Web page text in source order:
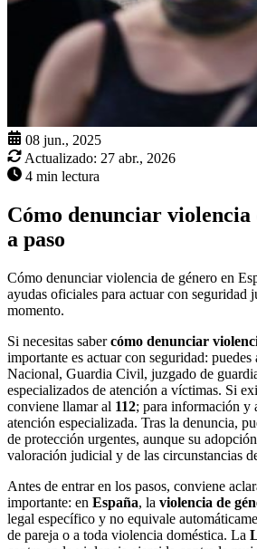
08 jun., 2025
Actualizado: 27 abr., 2026
4 min lectura
Cómo denunciar violencia
a paso
Cómo denunciar violencia de género en
ayudas oficiales para actuar con seguridad
momento.
Si necesitas sabercómo denunciar
importante es actuar con seguridad:
Nacional, Guardia Civil, juzgado de
especializados de atención a víctimas. Si
conviene llamar al 112; para información y
atención especializada. Tras la denuncia,
de protección urgentes, aunque su
valoración judicial y de las circunstancias
Antes de entrar en los pasos, conviene
importante: en España, la violencia de
legal específico y no equivale
de pareja o a toda violencia doméstica. La